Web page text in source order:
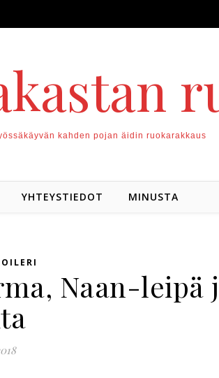
kahden pojan äidin ruokarakkaus
YHTEYSTIEDOT MINUSTA
Naan-leipä